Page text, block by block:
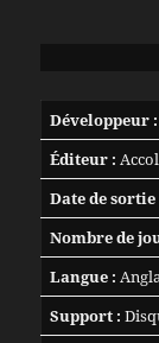
Développeur :
Éditeur :
Date de sortie
Nombre de
Langue :
Support :